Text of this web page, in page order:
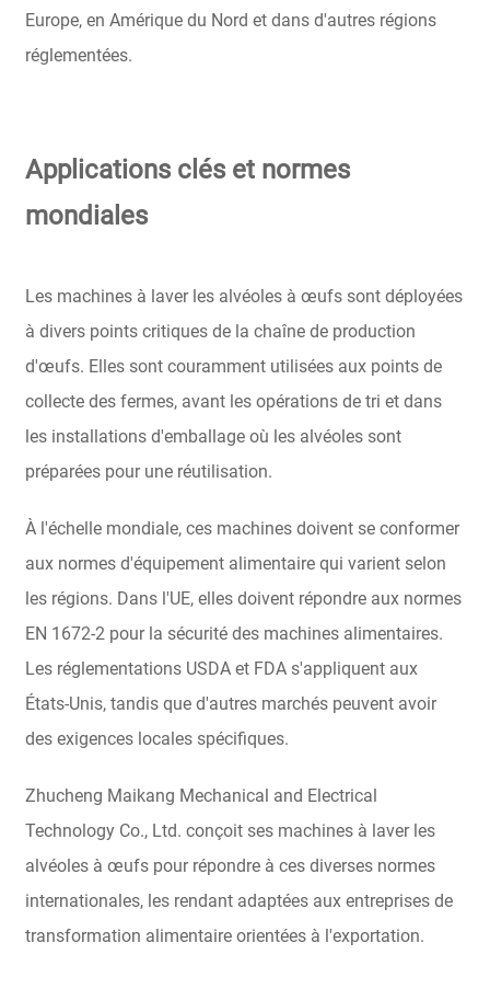
Europe, en Amérique du Nord et dans d'autres régions
réglementées.
Applications clés et normes
mondiales
Les machines à laver les alvéoles à œufs sont déployées
à divers points critiques de la chaîne de production
d'œufs. Elles sont couramment utilisées aux points de
collecte des fermes, avant les opérations de tri et dans
les installations d'emballage où les alvéoles sont
préparées pour une réutilisation.
À l'échelle mondiale, ces machines doivent se conformer
aux normes d'équipement alimentaire qui varient selon
les régions. Dans l'UE, elles doivent répondre aux normes
EN 1672-2 pour la sécurité des machines alimentaires.
Les réglementations USDA et FDA s'appliquent aux
États-Unis, tandis que d'autres marchés peuvent avoir
des exigences locales spécifiques.
Zhucheng Maikang Mechanical and Electrical
Technology Co., Ltd. conçoit ses machines à laver les
alvéoles à œufs pour répondre à ces diverses normes
internationales, les rendant adaptées aux entreprises de
transformation alimentaire orientées à l'exportation.